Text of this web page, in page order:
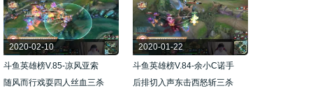
2020-02-10
斗鱼英雄榜V.85-凉风亚索
随风而行戏耍四人丝血三杀
2020-01-22
斗鱼英雄榜V.84-余小C诺手
后排切入声东击西怒斩三杀